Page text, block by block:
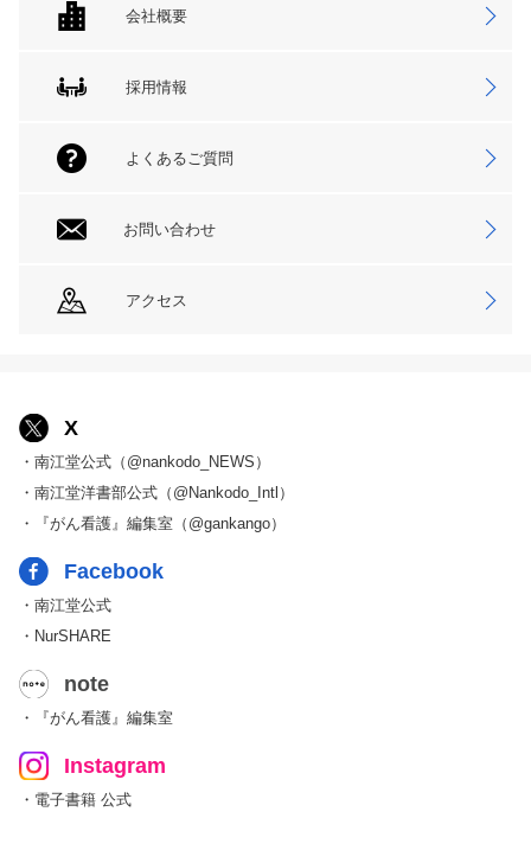
会社概要
採用情報
よくあるご質問
お問い合わせ
アクセス
X
・南江堂公式（@nankodo_NEWS）
・南江堂洋書部公式（@Nankodo_Intl）
・『がん看護』編集室（@gankango）
Facebook
・南江堂公式
・NurSHARE
note
・『がん看護』編集室
Instagram
・電子書籍 公式